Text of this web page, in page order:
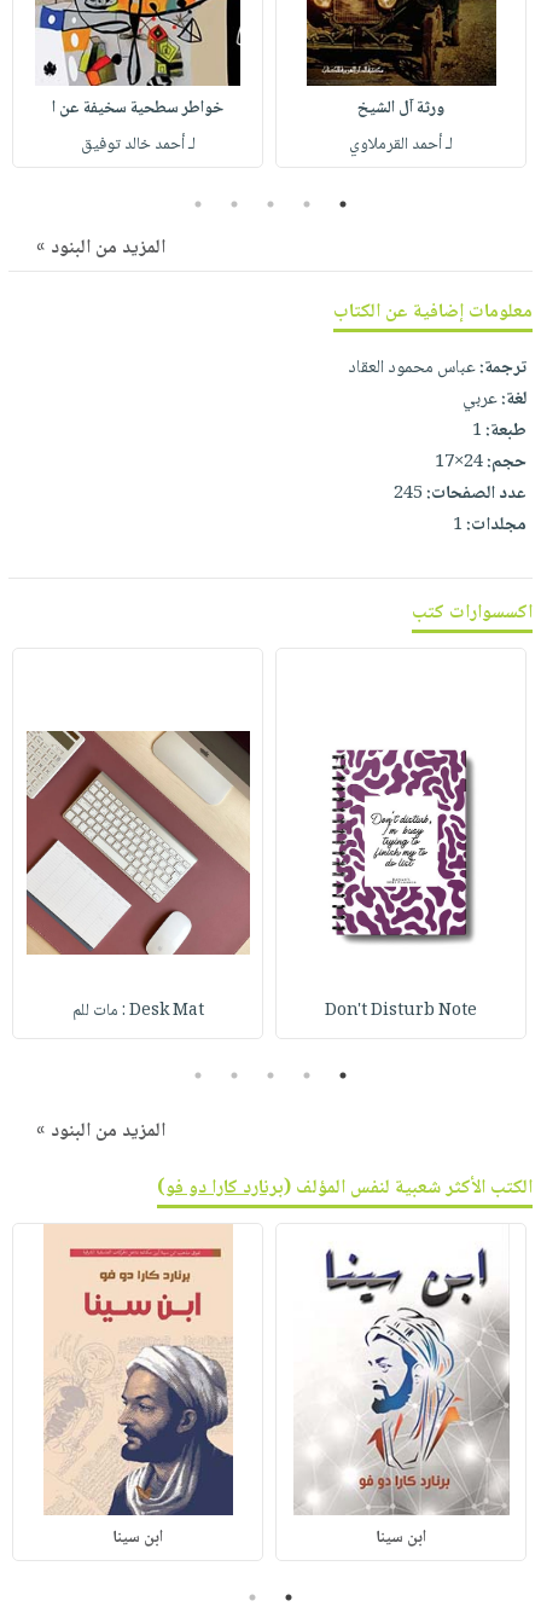
صابون
أطفال
مناسبات
فيديوهات
أسئلة
يتكرر
خدمات
انشر
كتابك
تواصل
معنا
عربة
التسوق
الإصدارات
ورثة آل الشيخ
لـ أحمد القرملاوي
خواطر سطحية سخيفة عن ا
لـ أحمد خالد توفيق
1
2
3
4
5
المزيد من البنود »
معلومات إضافية عن الكتاب
ترجمة:عباس محمود العقاد
لغة:عربي
طبعة:1
حجم:24×17
عدد الصفحات:245
مجلدات:1
اكسسوارات كتب
Don't Disturb Note Desk Mat : مات للم
1
2
3
4
5
المزيد من البنود »
الكتب الأكثر شعبية لنفس المؤلف (برنارد كارا دو فو)
ابن سينا ابن سينا
1
2